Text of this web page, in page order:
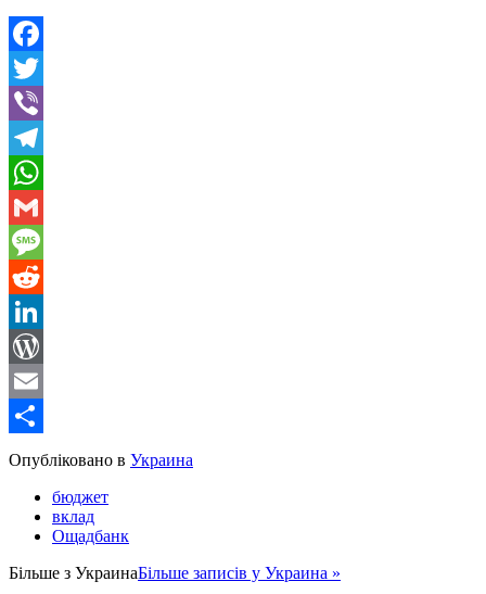
Facebook
Twitter
Viber
Telegram
WhatsApp
Gmail
Message
Reddit
LinkedIn
WordPress
Email
Share
Опубліковано в Украина
бюджет
вклад
Ощадбанк
Більше з УкраинаБільше записів у Украина »